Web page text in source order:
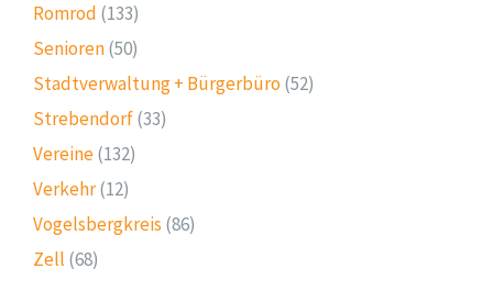
Romrod (133)
Senioren(50)
Stadtverwaltung + Bürgerbüro (52)
Strebendorf(33)
Vereine(132)
Verkehr(12)
Vogelsbergkreis (86)
Zell (68)